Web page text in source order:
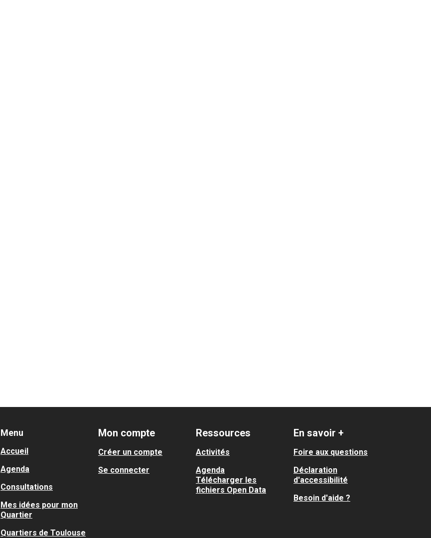
Menu
Accueil
Agenda
Consultations
Mes idées pour mon
Quartier
Quartiers de Toulouse
Mon compte
Créer un compte
Se connecter
Ressources
Activités
Agenda
Télécharger les
fichiers Open Data
En savoir +
Foire aux questions
Déclaration
d'accessibilité
Besoin d'aide ?